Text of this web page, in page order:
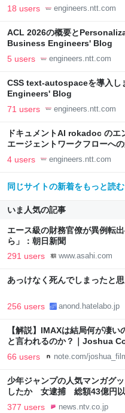
Engineers' Blog
18 users engineers.ntt.com
ACL 2026の概要と
Business Engineers' Blog
5 users engineers.ntt.com
CSS text-autospaceを導入
Engineers' Blog
71 users engineers.ntt.com
ドキュメントAI rokadoc のエ
エージェントワークフローへ
Engineers' Blog
4 users engineers.ntt.com
同じサイトの新着をもっと読む
いま人気の記事
エース級の財務官僚が異例転
ら」：朝日新聞
291 users www.asahi.com
あっけなく死んでしまったと
256 users anond.hatelabo.jp
【解説】IMAXは結局何が凄い
と言われるのか？｜Joshua
66 users note.com/
少年ジャンプの人気マンガグ
したか 女逮捕 総額43億円以
NEWS NNN
377 users news.ntv.co.jp